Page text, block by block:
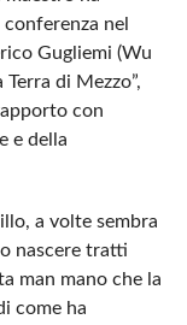
nel
Gugliemi (Wu
di Mezzo”,
con
e della
a volte sembra
nascere tratti
man mano che la
come ha